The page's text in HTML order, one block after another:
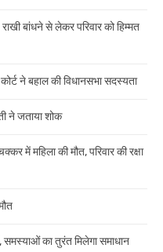
बांधने से लेकर परिवार को हिम्मत
ने बहाल की विधानसभा सदस्यता
ने जताया शोक
में महिला की मौत, परिवार की रक्षा
समस्याओं का तुरंत मिलेगा समाधान